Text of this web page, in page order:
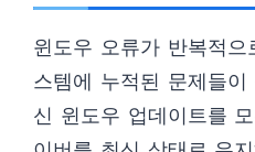
윈도우 오류가 반복적
스템에 누적된 문제들
신 윈도우 업데이트를